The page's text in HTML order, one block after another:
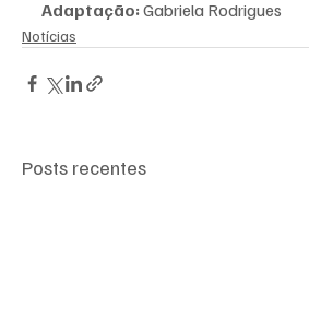
Adaptação: Gabriela Rodrigues
Notícias
Posts recentes